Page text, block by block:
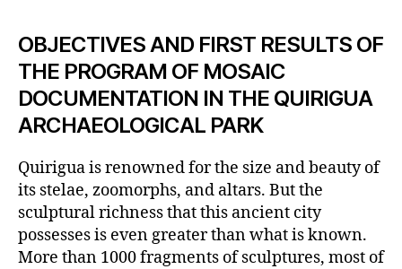
OBJECTIVES AND FIRST RESULTS OF
THE PROGRAM OF MOSAIC
DOCUMENTATION IN THE QUIRIGUA
ARCHAEOLOGICAL PARK
Quirigua is renowned for the size and beauty of
its stelae, zoomorphs, and altars. But the
sculptural richness that this ancient city
possesses is even greater than what is known.
More than 1000 fragments of sculptures, most of